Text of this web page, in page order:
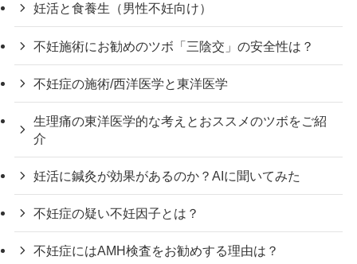
妊活と食養生（男性不妊向け）
不妊施術にお勧めのツボ「三陰交」の安全性は？
不妊症の施術/西洋医学と東洋医学
生理痛の東洋医学的な考えとおススメのツボをご紹
介
妊活に鍼灸が効果があるのか？AIに聞いてみた
不妊症の疑い不妊因子とは？
不妊症にはAMH検査をお勧めする理由は？